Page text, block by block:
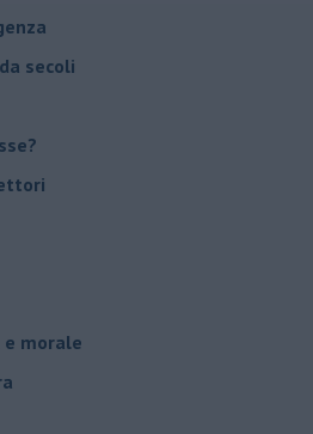
secoli
morale